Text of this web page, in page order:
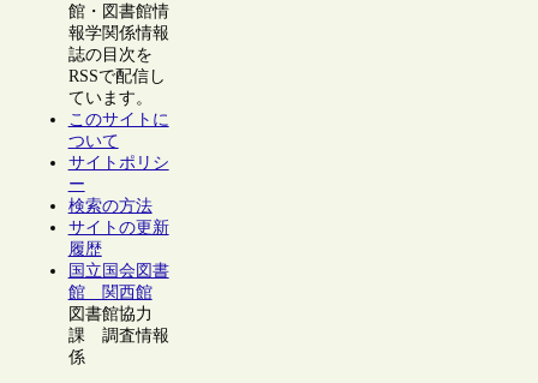
館・図書館情
報学関係情報
誌の目次を
RSSで配信し
ています。
このサイトに
ついて
サイトポリシ
ー
検索の方法
サイトの更新
履歴
国立国会図書
館 関西館
図書館協力
課 調査情報
係